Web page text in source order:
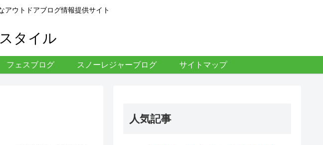
アウトドアブログ情報提供サイト
フェスブログ スノーレジャーブログ サイトマップ
人気記事